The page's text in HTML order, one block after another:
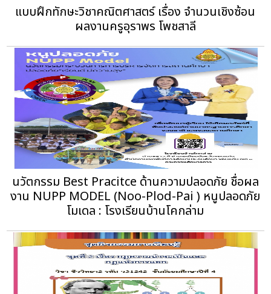
แบบฝึกทักษะวิชาคณิตศาสตร์ เรื่อง จำนวนเชิงซ้อน
ผลงานครูอุราพร โพชสาลี
นวัตกรรม Best Pracitce ด้านความปลอดภัย ชื่อผล
งาน NUPP MODEL (Noo-Plod-Pai ) หนูปลอดภัย
โมเดล : โรงเรียนบ้านโคกล่าม